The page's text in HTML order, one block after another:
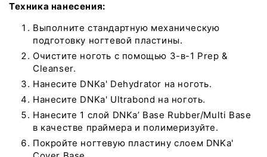
Техника нанесения:
Выполните стандартную механическую
подготовку ногтевой пластины.
Очистите ноготь с помощью 3-в-1 Prep &
Cleanser.
Нанесите DNKa' Dehydrator на ноготь.
Нанесите DNKa' Ultrabond на ноготь.
Нанесите 1 слой DNKa’ Base Rubber/Multi Base
в качестве праймера и полимеризуйте.
Покройте ногтевую пластину слоем DNKa'